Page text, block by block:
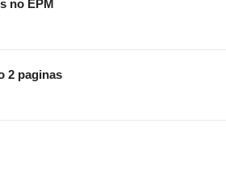
no EPM
2 paginas